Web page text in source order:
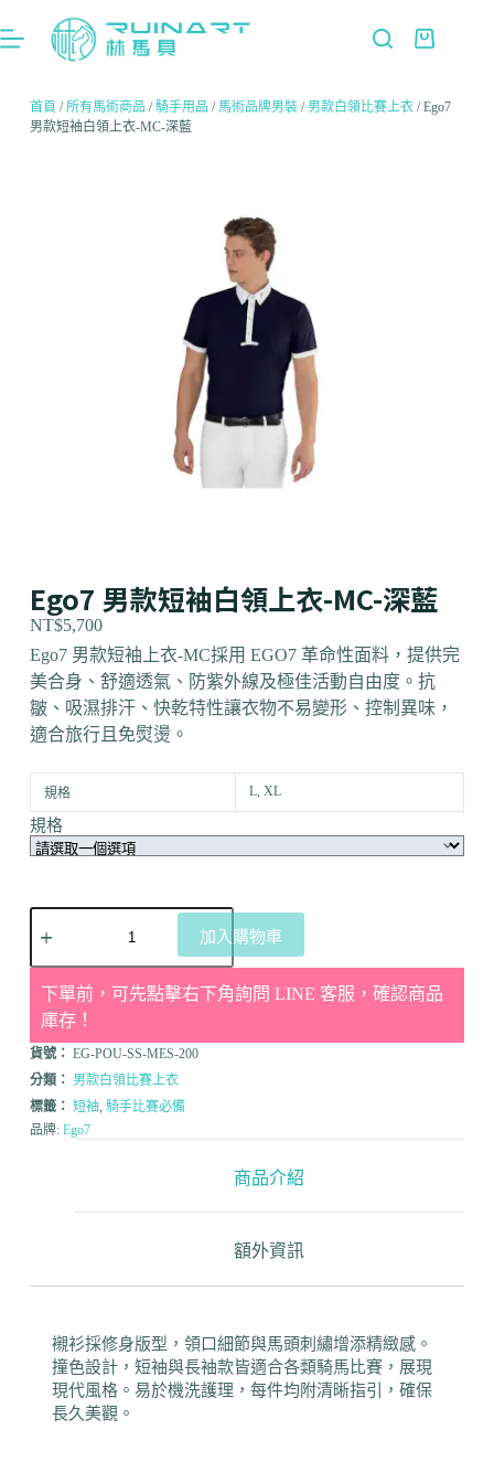
首頁 /所有馬術商品 /騎手用品 / 馬術品牌男裝/男款白領比賽上衣/ Ego7
男款短袖白領上衣-MC-深藍
Ego7 男款短袖白領上衣-MC-深藍
NT$5,700
Ego7 男款短袖上衣-MC採用 EGO7 革命性面料，提供完
美合身、舒適透氣、防紫外線及極佳活動自由度。抗
皺、吸濕排汗、快乾特性讓衣物不易變形、控制異味，
適合旅行且免熨燙。
規格 L, XL
規格
加入購物車
下單前，可先點擊右下角詢問 LINE 客服，確認商品
庫存！
貨號： EG-POU-SS-MES-200
分類： 男款白領比賽上衣
標籤： 短袖, 騎手比賽必備
品牌: Ego7
商品介紹
額外資訊
襯衫採修身版型，領口細節與馬頭刺繡增添精緻感。
撞色設計，短袖與長袖款皆適合各類騎馬比賽，展現
現代風格。易於機洗護理，每件均附清晰指引，確保
長久美觀。